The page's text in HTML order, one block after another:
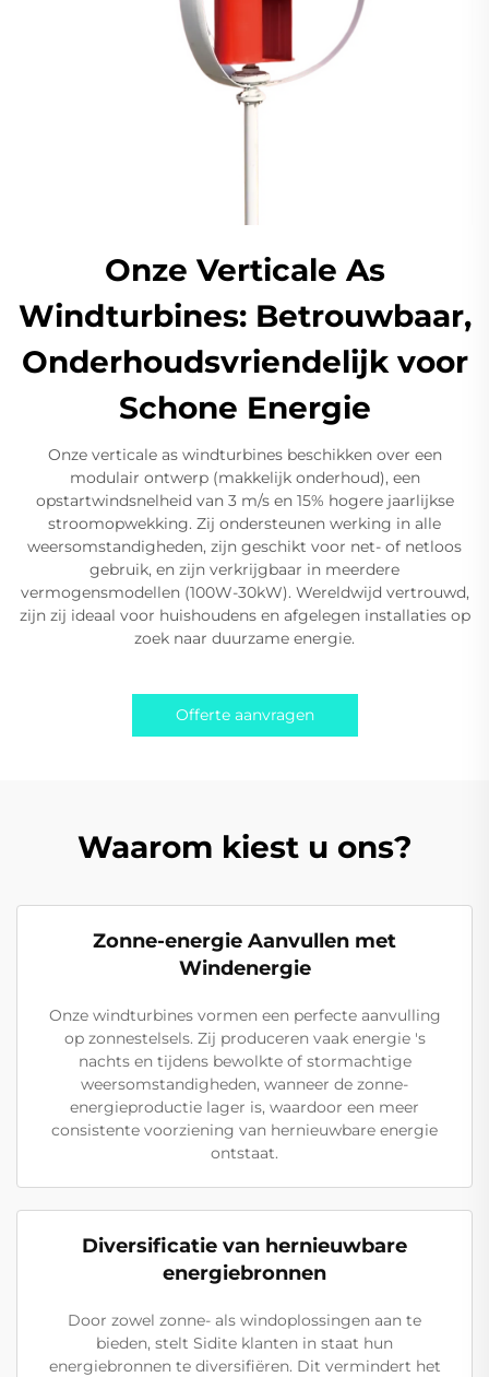
Onze Verticale As
Windturbines: Betrouwbaar,
Onderhoudsvriendelijk voor
Schone Energie
Onze verticale as windturbines beschikken over een
modulair ontwerp (makkelijk onderhoud), een
opstartwindsnelheid van 3 m/s en 15% hogere jaarlijkse
stroomopwekking. Zij ondersteunen werking in alle
weersomstandigheden, zijn geschikt voor net- of netloos
gebruik, en zijn verkrijgbaar in meerdere
vermogensmodellen (100W-30kW). Wereldwijd vertrouwd,
zijn zij ideaal voor huishoudens en afgelegen installaties op
zoek naar duurzame energie.
Offerte aanvragen
Waarom kiest u ons?
Zonne-energie Aanvullen met
Windenergie
Onze windturbines vormen een perfecte aanvulling
op zonnestelsels. Zij produceren vaak energie 's
nachts en tijdens bewolkte of stormachtige
weersomstandigheden, wanneer de zonne-
energieproductie lager is, waardoor een meer
consistente voorziening van hernieuwbare energie
ontstaat.
Diversificatie van hernieuwbare
energiebronnen
Door zowel zonne- als windoplossingen aan te
bieden, stelt Sidite klanten in staat hun
energiebronnen te diversifiëren. Dit vermindert het